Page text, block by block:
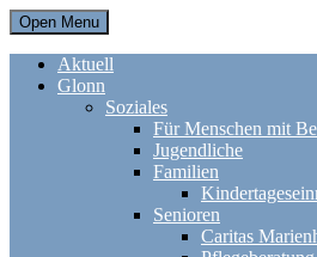
Open Menu
Aktuell
Glonn
Soziales
Für Menschen mit
Jugendliche
Familien
Senioren
Caritas